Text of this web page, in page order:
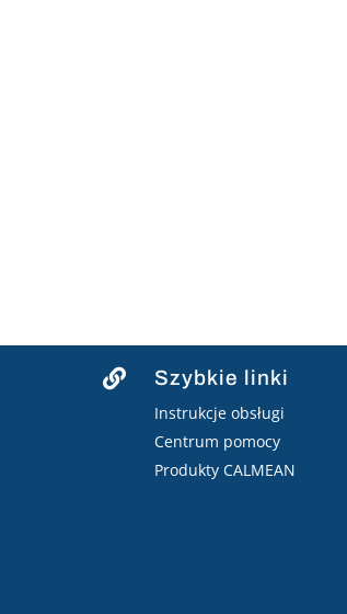
 Szybkie linki
Instrukcje obsługi
Centrum pomocy
Produkty CALMEAN